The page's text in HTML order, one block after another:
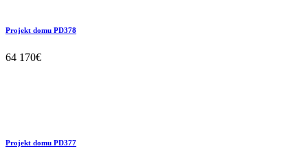
Projekt domu PD378
64 170€
Projekt domu PD377